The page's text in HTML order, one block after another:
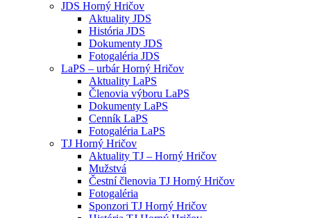
JDS Horný Hričov
Aktuality JDS
História JDS
Dokumenty JDS
Fotogaléria JDS
LaPS – urbár Horný Hričov
Aktuality LaPS
Členovia výboru LaPS
Dokumenty LaPS
Cenník LaPS
Fotogaléria LaPS
TJ Horný Hričov
Aktuality TJ – Horný Hričov
Mužstvá
Čestní členovia TJ Horný Hričov
Fotogaléria
Sponzori TJ Horný Hričov